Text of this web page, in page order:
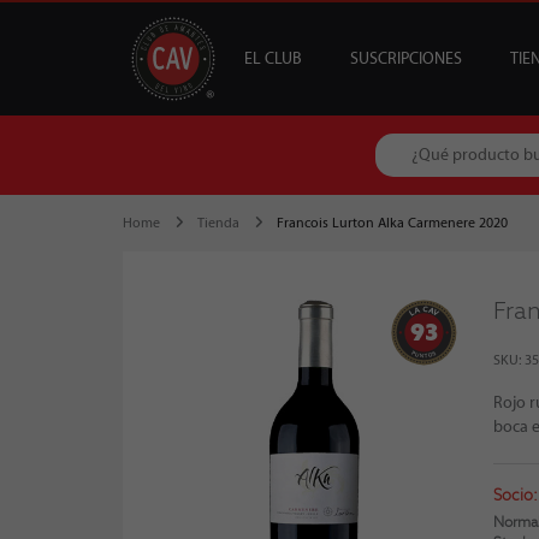
EL CLUB SUSCRIPCIONES
Home Tienda Francois Lurton Alka Carmenere 2020
93
SKU:
Rojo
boca